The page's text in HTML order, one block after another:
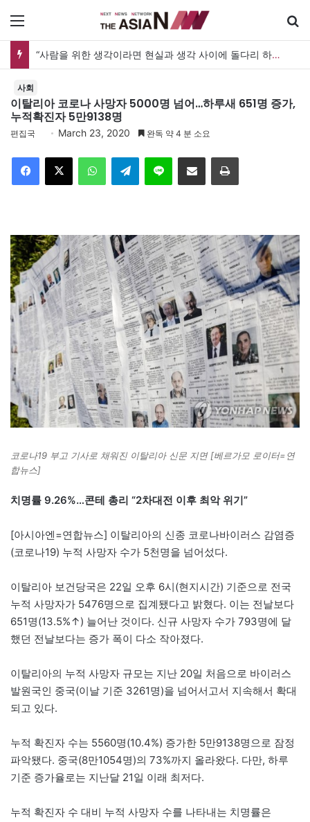
“사람을 위한 생각이라면 현실과 생각 사이에 돌다리 하나는 놓아야 하지 않을까”
사회
이탈리아 코로나 사망자 5000명 넘어…하루새 651명 증가,
누적확진자 5만9138명
편집국 March 23, 2020 완독 약 4 분 소요
Telegram 이메일
코로나19 부고 기사로 채워진 이탈리아 신문 지면 [베르가모 로이터=연
합뉴스]
치명률 9.26%…콘테 총리 “2차대전 이후 최악 위기”
[아시아엔=연합뉴스] 이탈리아의 신종 코로나바이러스 감염증
(코로나19) 누적 사망자 수가 5천명을 넘어섰다.
이탈리아 보건당국은 22일 오후 6시(현지시간) 기준으로 전국
누적 사망자가 5476명으로 집계됐다고 밝혔다. 이는 전날보다
651명(13.5%↑) 늘어난 것이다. 신규 사망자 수가 793명에 달
했던 전날보다는 증가 폭이 다소 작아졌다.
이탈리아의 누적 사망자 규모는 지난 20일 처음으로 바이러스
발원국인 중국(이날 기준 3261명)을 넘어서고서 지속해서 확대
되고 있다.
누적 확진자 수는 5560명(10.4%) 증가한 5만9138명으로 잠정
파악됐다. 중국(8만1054명)의 73%까지 올라왔다. 다만, 하루
기준 증가율로는 지난달 21일 이래 최저다.
누적 확진자 수 대비 누적 사망자 수를 나타내는 치명률은